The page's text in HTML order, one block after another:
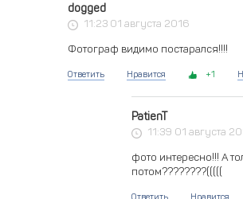
dogged
11:23 01 августа 2016
Фотограф видимо постарался!!!!
Ответить Нравится 1
PatienT
11:39 01 августа
фото интересно!!! А
потом????????(((((